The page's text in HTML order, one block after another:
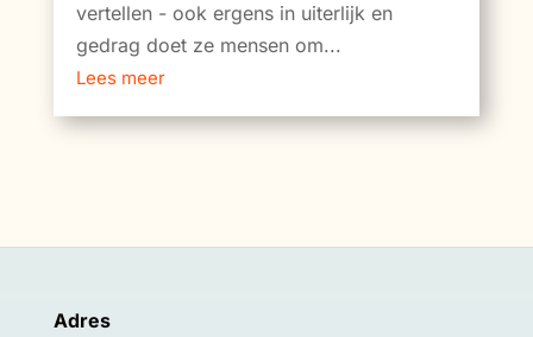
vertellen - ook ergens in uiterlijk en
gedrag doet ze mensen om...
Lees meer
Adres